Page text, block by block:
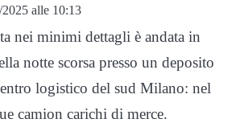
2025 alle 10:13
nei minimi dettagli è andata in
notte scorsa presso un deposito
logistico del sud Milano: nel
camion carichi di merce.